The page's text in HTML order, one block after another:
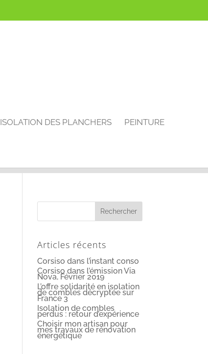
ISOLATION DES PLANCHERS PEINTURE
Articles récents
Corsiso dans l’instant conso
Corsiso dans l’émission Via
Nova, Février 2019
L’offre solidarité en isolation
de combles décryptée sur
France 3
Isolation de combles
perdus : retour d’expérience
Choisir mon artisan pour
mes travaux de rénovation
énergétique